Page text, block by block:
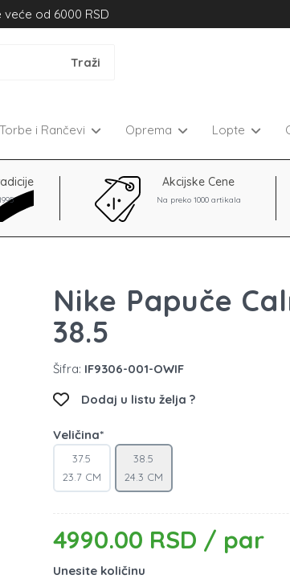
veće od 6000 RSD
Torbe i Rančevi Oprema Lopte
Akcijske Cene
Na preko 1000 artikala
Nike Papuče
38.5
Šifra: IF9306-001-OWIF
Dodaj u listu želja ?
Veličina*
37.5
23.7 CM
38.5
24.3 CM
4990.00 RSD / par
Unesite količinu